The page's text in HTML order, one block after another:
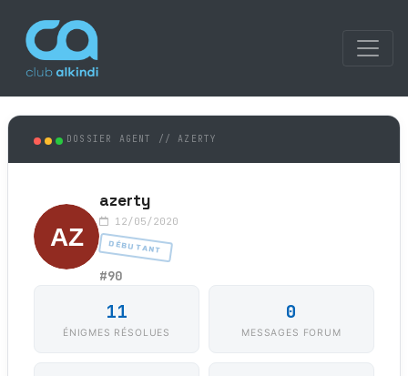
DOSSIER AGENT // AZERTY
azerty
12/05/2020
DÉBUTANT
#90
11
ÉNIGMES RÉSOLUES
0
MESSAGES FORUM